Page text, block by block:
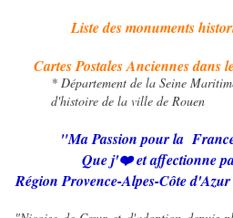
Liste des monuments
Cartes Postales Anciennes dans
* Département de la Seine
d'histoire de la ville de Rouen
"Ma Passion pour la
Que j'❤️ et affectionne
Région Provence-Alpes-Côte